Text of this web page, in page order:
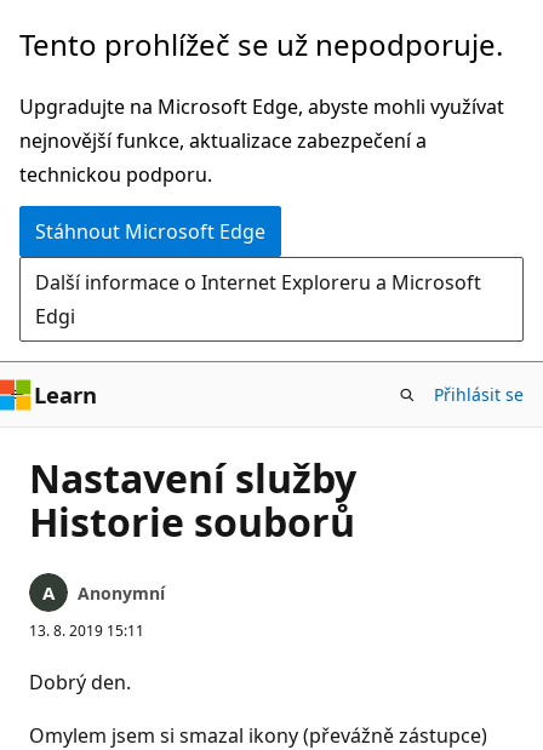
Přeskočit
hlavní
obsah
Tento prohlížeč se už nepodporuje.
Upgradujte na Microsoft Edge, abyste mohli využívat
nejnovější funkce, aktualizace zabezpečení a
technickou podporu.
Stáhnout Microsoft Edge
Další informace o Internet Exploreru a Microsoft
Edgi
Learn Přihlásit se
Nastavení služby
Historie souborů
Anonymní
13. 8. 2019 15:11
Dobrý den.
Omylem jsem si smazal ikony (převážně zástupce)